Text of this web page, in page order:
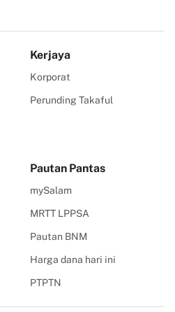
Kerjaya
Korporat
Perunding Takaful
Pautan Pantas
mySalam
MRTT LPPSA
Pautan BNM
Harga dana hari ini
PTPTN